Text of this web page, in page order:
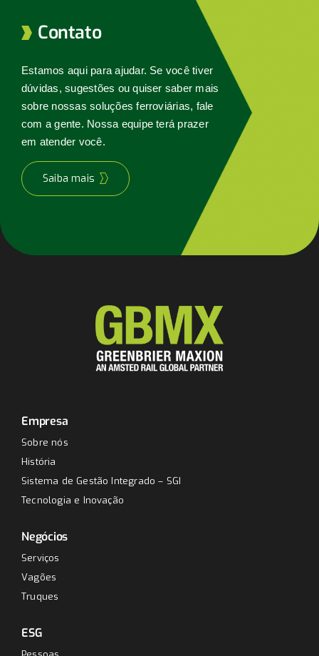
Contato
Estamos aqui para ajudar. Se você tiver
dúvidas, sugestões ou quiser saber mais
sobre nossas soluções ferroviárias, fale
com a gente. Nossa equipe terá prazer
em atender você.
Saiba mais
Empresa
Sobre nós
História
Sistema de Gestão Integrado – SGI
Tecnologia e Inovação
Negócios
Serviços
Vagões
Truques
ESG